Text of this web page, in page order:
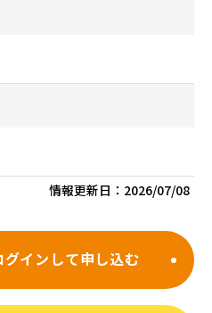
情報更新日： 2026/07/08
インして申し込む